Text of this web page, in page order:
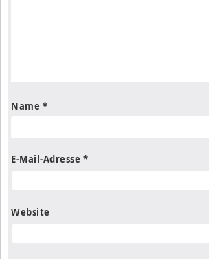
Name *
E-Mail-Adresse *
Website